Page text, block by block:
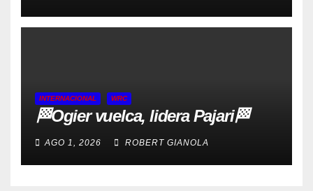
INTERNACIONAL WRC
🏁Ogier vuelca, lidera Pajari🏁
AGO 1, 2026 ROBERT GIANOLA